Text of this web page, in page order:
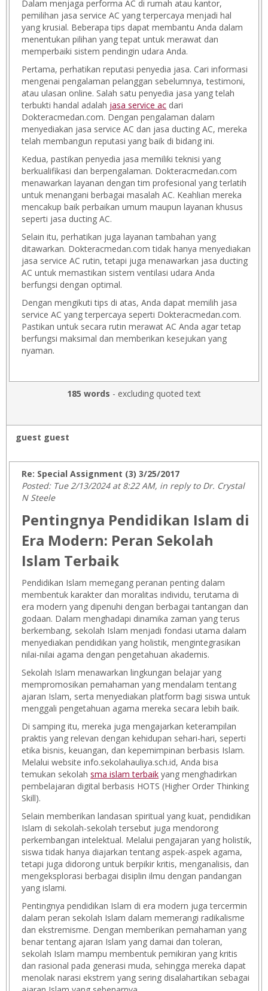
Dalam menjaga performa AC di rumah atau kantor,
pemilihan jasa service AC yang terpercaya menjadi hal
yang krusial. Beberapa tips dapat membantu Anda dalam
menentukan pilihan yang tepat untuk merawat dan
memperbaiki sistem pendingin udara Anda.
Pertama, perhatikan reputasi penyedia jasa. Cari informasi
mengenai pengalaman pelanggan sebelumnya, testimoni,
atau ulasan online. Salah satu penyedia jasa yang telah
terbukti handal adalah jasa service ac dari
Dokteracmedan.com. Dengan pengalaman dalam
menyediakan jasa service AC dan jasa ducting AC, mereka
telah membangun reputasi yang baik di bidang ini.
Kedua, pastikan penyedia jasa memiliki teknisi yang
berkualifikasi dan berpengalaman. Dokteracmedan.com
menawarkan layanan dengan tim profesional yang terlatih
untuk menangani berbagai masalah AC. Keahlian mereka
mencakup baik perbaikan umum maupun layanan khusus
seperti jasa ducting AC.
Selain itu, perhatikan juga layanan tambahan yang
ditawarkan. Dokteracmedan.com tidak hanya menyediakan
jasa service AC rutin, tetapi juga menawarkan jasa ducting
AC untuk memastikan sistem ventilasi udara Anda
berfungsi dengan optimal.
Dengan mengikuti tips di atas, Anda dapat memilih jasa
service AC yang terpercaya seperti Dokteracmedan.com.
Pastikan untuk secara rutin merawat AC Anda agar tetap
berfungsi maksimal dan memberikan kesejukan yang
nyaman.
185 words - excluding quoted text
guest guest
Re: Special Assignment (3) 3/25/2017
Posted: Tue 2/13/2024 at 8:22 AM, in reply to Dr. Crystal
N Steele
Pentingnya Pendidikan Islam di
Era Modern: Peran Sekolah
Islam Terbaik
Pendidikan Islam memegang peranan penting dalam
membentuk karakter dan moralitas individu, terutama di
era modern yang dipenuhi dengan berbagai tantangan dan
godaan. Dalam menghadapi dinamika zaman yang terus
berkembang, sekolah Islam menjadi fondasi utama dalam
menyediakan pendidikan yang holistik, mengintegrasikan
nilai-nilai agama dengan pengetahuan akademis.
Sekolah Islam menawarkan lingkungan belajar yang
mempromosikan pemahaman yang mendalam tentang
ajaran Islam, serta menyediakan platform bagi siswa untuk
menggali pengetahuan agama mereka secara lebih baik.
Di samping itu, mereka juga mengajarkan keterampilan
praktis yang relevan dengan kehidupan sehari-hari, seperti
etika bisnis, keuangan, dan kepemimpinan berbasis Islam.
Melalui website info.sekolahauliya.sch.id, Anda bisa
temukan sekolahsma islam terbaik yang menghadirkan
pembelajaran digital berbasis HOTS (Higher Order Thinking
Skill).
Selain memberikan landasan spiritual yang kuat, pendidikan
Islam di sekolah-sekolah tersebut juga mendorong
perkembangan intelektual. Melalui pengajaran yang holistik,
siswa tidak hanya diajarkan tentang aspek-aspek agama,
tetapi juga didorong untuk berpikir kritis, menganalisis, dan
mengeksplorasi berbagai disiplin ilmu dengan pandangan
yang islami.
Pentingnya pendidikan Islam di era modern juga tercermin
dalam peran sekolah Islam dalam memerangi radikalisme
dan ekstremisme. Dengan memberikan pemahaman yang
benar tentang ajaran Islam yang damai dan toleran,
sekolah Islam mampu membentuk pemikiran yang kritis
dan rasional pada generasi muda, sehingga mereka dapat
menolak narasi ekstrem yang sering disalahartikan sebagai